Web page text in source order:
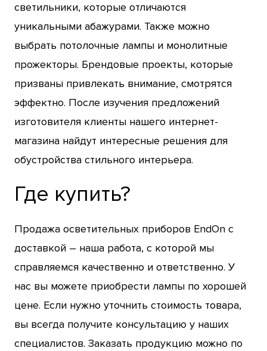
светильники, которые отличаются
уникальными абажурами. Также можно
выбрать потолочные лампы и монолитные
прожекторы. Брендовые проекты, которые
призваны привлекать внимание, смотрятся
эффектно. После изучения предложений
изготовителя клиенты нашего интернет-
магазина найдут интересные решения для
обустройства стильного интерьера.
Где купить?
Продажа осветительных приборов EndOn с
доставкой – наша работа, с которой мы
справляемся качественно и ответственно. У
нас вы можете приобрести лампы по хорошей
цене. Если нужно уточнить стоимость товара,
вы всегда получите консультацию у наших
специалистов. Заказать продукцию можно по